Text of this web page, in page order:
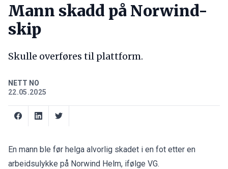
Mann skadd på Norwind-
skip
Skulle overføres til plattform.
NETT NO
22.05.2025
En mann ble før helga alvorlig skadet i en fot etter en
arbeidsulykke på Norwind Helm, ifølge VG.